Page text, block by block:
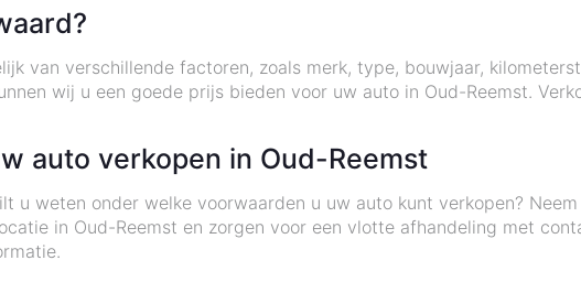
van verschillende factoren, zoals merk, type, bouwjaar,
wij u een goede prijs bieden voor uw auto in Oud-Reemst.
auto verkopen in Oud-Reemst
u weten onder welke voorwaarden u uw auto kunt verkopen?
in Oud-Reemst en zorgen voor een vlotte afhandeling met